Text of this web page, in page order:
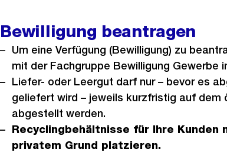
Bewilligung beantragen
Um eine Verfügung (Bewilligung) zu
mit der Fachgruppe Bewilligung Gewerbe
Liefer- oder Leergut darf nur – bevor es
geliefert wird – jeweils kurzfristig auf dem
abgestellt werden.
Recyclingbehältnisse für Ihre Kunden
privatem Grund platzieren.